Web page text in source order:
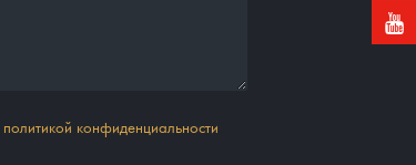
политикой конфиденциальности